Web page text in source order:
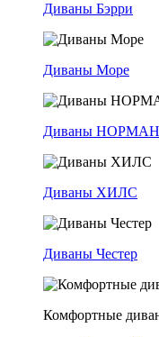
Диваны Бэрри
Диваны Море
Диваны НОРМАН
Диваны ХИЛС
Диваны Честер
Комфортные